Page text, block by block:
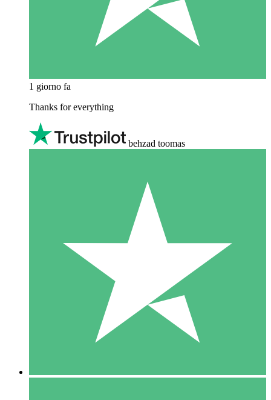
1 giorno fa
Thanks for everything
behzad toomas